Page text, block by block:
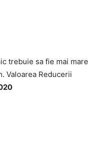
trebuie sa fie mai mare
Valoarea Reducerii